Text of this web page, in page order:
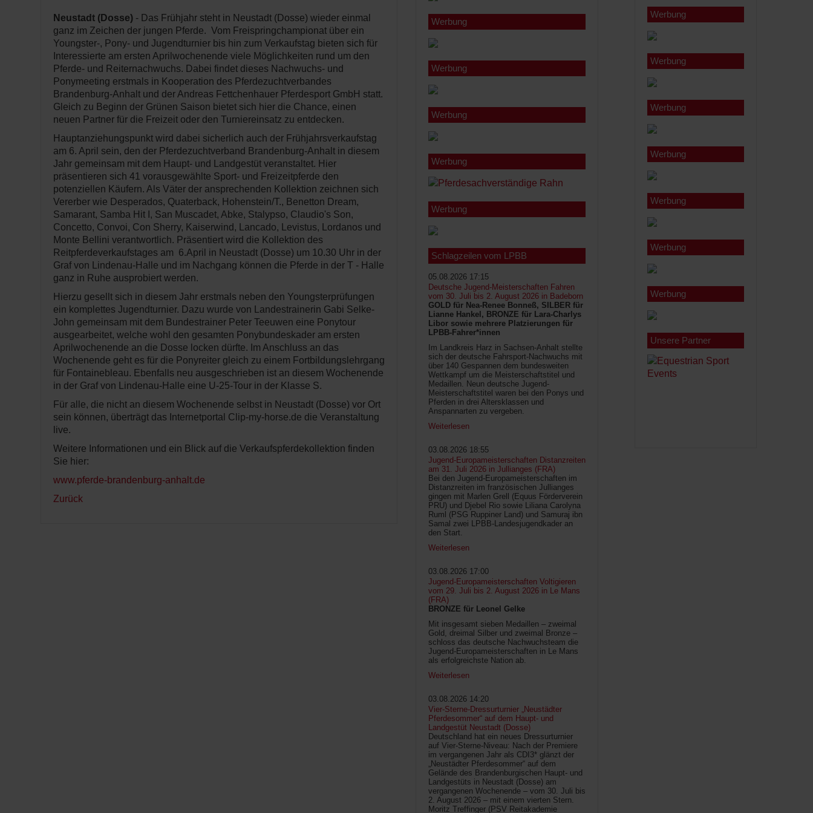
Neustadt (Dosse) - Das Frühjahr steht in Neustadt (Dosse) wieder einmal
ganz im Zeichen der jungen Pferde. Vom Freispringchampionat über ein
Youngster-, Pony- und Jugendturnier bis hin zum Verkaufstag bieten sich für
Interessierte am ersten Aprilwochenende viele Möglichkeiten rund um den
Pferde- und Reiternachwuchs. Dabei findet dieses Nachwuchs- und
Ponymeeting erstmals in Kooperation des Pferdezuchtverbandes
Brandenburg-Anhalt und der Andreas Fettchenhauer Pferdesport GmbH statt.
Gleich zu Beginn der Grünen Saison bietet sich hier die Chance, einen
neuen Partner für die Freizeit oder den Turniereinsatz zu entdecken.
Hauptanziehungspunkt wird dabei sicherlich auch der Frühjahrsverkaufstag
am 6. April sein, den der Pferdezuchtverband Brandenburg-Anhalt in diesem
Jahr gemeinsam mit dem Haupt- und Landgestüt veranstaltet. Hier
präsentieren sich 41 vorausgewählte Sport- und Freizeitpferde den
potenziellen Käufern. Als Väter der ansprechenden Kollektion zeichnen sich
Vererber wie Desperados, Quaterback, Hohenstein/T., Benetton Dream,
Samarant, Samba Hit I, San Muscadet, Abke, Stalypso, Claudio's Son,
Concetto, Convoi, Con Sherry, Kaiserwind, Lancado, Levistus, Lordanos und
Monte Bellini verantwortlich. Präsentiert wird die Kollektion des
Reitpferdeverkaufstages am 6.April in Neustadt (Dosse) um 10.30 Uhr in der
Graf von Lindenau-Halle und im Nachgang können die Pferde in der T - Halle
ganz in Ruhe ausprobiert werden.
Hierzu gesellt sich in diesem Jahr erstmals neben den Youngsterprüfungen
ein komplettes Jugendturnier. Dazu wurde von Landestrainerin Gabi Selke-
John gemeinsam mit dem Bundestrainer Peter Teeuwen eine Ponytour
ausgearbeitet, welche wohl den gesamten Ponybundeskader am ersten
Aprilwochenende an die Dosse locken dürfte. Im Anschluss an das
Wochenende geht es für die Ponyreiter gleich zu einem Fortbildungslehrgang
für Fontainebleau. Ebenfalls neu ausgeschrieben ist an diesem Wochenende
in der Graf von Lindenau-Halle eine U-25-Tour in der Klasse S.
Für alle, die nicht an diesem Wochenende selbst in Neustadt (Dosse) vor Ort
sein können, überträgt das Internetportal Clip-my-horse.de die Veranstaltung
live.
Weitere Informationen und ein Blick auf die Verkaufspferdekollektion finden
Sie hier:
www.pferde-brandenburg-anhalt.de
Zurück
Werbung
Werbung
Werbung
Werbung
Werbung
Schlagzeilen vom LPBB
05.08.2026 17:15
Deutsche Jugend-Meisterschaften Fahren
vom 30. Juli bis 2. August 2026 in Badeborn
GOLD für Nea-Renee Bonneß, SILBER für
Lianne Hankel, BRONZE für Lara-Charlys
Libor sowie mehrere Platzierungen für
LPBB-Fahrer*innen
Im Landkreis Harz in Sachsen-Anhalt stellte
sich der deutsche Fahrsport-Nachwuchs mit
über 140 Gespannen dem bundesweiten
Wettkampf um die Meisterschaftstitel und
Medaillen. Neun deutsche Jugend-
Meisterschaftstitel waren bei den Ponys und
Pferden in drei Altersklassen und
Anspannarten zu vergeben.
Weiterlesen
03.08.2026 18:55
Jugend-Europameisterschaften Distanzreiten
am 31. Juli 2026 in Jullianges (FRA)
Bei den Jugend-Europameisterschaften im
Distanzreiten im französischen Jullianges
gingen mit Marlen Grell (Equus Förderverein
PRU) und Djebel Rio sowie Liliana Carolyna
Ruml (PSG Ruppiner Land) und Samuraj ibn
Samal zwei LPBB-Landesjugendkader an
den Start.
Weiterlesen
03.08.2026 17:00
Jugend-Europameisterschaften Voltigieren
vom 29. Juli bis 2. August 2026 in Le Mans
(FRA)
BRONZE für Leonel Gelke
Mit insgesamt sieben Medaillen – zweimal
Gold, dreimal Silber und zweimal Bronze –
schloss das deutsche Nachwuchsteam die
Jugend-Europameisterschaften in Le Mans
als erfolgreichste Nation ab.
Weiterlesen
03.08.2026 14:20
Vier-Sterne-Dressurturnier „Neustädter
Pferdesommer“ auf dem Haupt- und
Landgestüt Neustadt (Dosse)
Deutschland hat ein neues Dressurturnier
auf Vier-Sterne-Niveau: Nach der Premiere
im vergangenen Jahr als CDI3* glänzt der
„Neustädter Pferdesommer“ auf dem
Gelände des Brandenburgischen Haupt- und
Landgestüts in Neustadt (Dosse) am
vergangenen Wochenende – vom 30. Juli bis
2. August 2026 – mit einem vierten Stern.
Moritz Treffinger (PSV Reitakademie
Werbung
Werbung
Werbung
Werbung
Werbung
Werbung
Werbung
Unsere Partner